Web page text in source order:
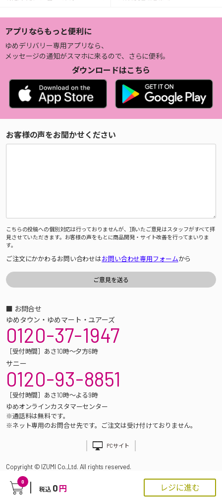
0
税込 0 円 レジに進む
アプリならもっと便利に
ゆめデリバリー専用アプリなら、
メッセージの通知がスマホに来るので、さらに便利。
ダウンロードはこちら
お客様の声をお聞かせください
こちらの投稿への個別対応は行っておりませんが、頂いたご意見はスタッフがすべて拝
見させていただきます。お客様の声をもとに商品開発・サイト改善を行ってまいりま
す。
ご注文にかかわるお問い合わせはお問い合わせ専用フォームから
■ お問合せ
ゆめタウン・ゆめマート・ユアーズ
0120-37-1947
［受付時間］あさ10時～夕方6時
サニー
0120-93-8851
［受付時間］あさ10時～よる9時
ゆめオンラインカスタマーセンター
※通話料は無料です。
※ネット専用のお問合せ先です。ご注文は受け付けておりません。
PCサイト
Copyright © IZUMI Co.,Ltd. All rights reserved.